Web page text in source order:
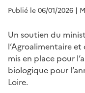
Publié le 06/01/2026 |
Un soutien du
l’Agroalimentaire
mis en place pour
biologique pour
Loire.